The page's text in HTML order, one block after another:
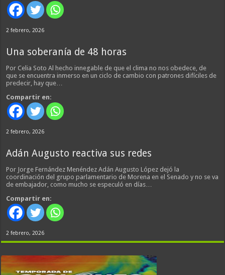
2 febrero, 2026
Una soberanía de 48 horas
Por Celia Soto Al hecho innegable de que el clima no nos obedece, de
que se encuentra inmerso en un ciclo de cambio con patrones difíciles de
predecir, hay que…
Compartir en:
2 febrero, 2026
Adán Augusto reactiva sus redes
Por Jorge Fernández Menéndez Adán Augusto López dejó la
coordinación del grupo parlamentario de Morena en el Senado y no se va
de embajador, como mucho se especuló en días…
Compartir en:
2 febrero, 2026